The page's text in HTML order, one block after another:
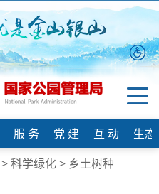
服 务 党 建 互 动
生
>科学绿化> 乡土树种